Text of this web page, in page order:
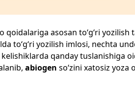
qoidalariga asosan to‘g‘ri
to‘g‘ri yozilish imlosi, nechta
qanday tuslanishiga
abiogen so‘zini xatosiz yoza